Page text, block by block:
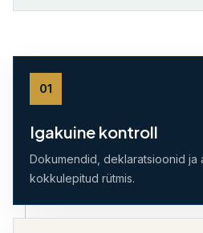
01
Igakuine kontroll
Dokumendid, deklaratsioonid ja
kokkulepitud rütmis.